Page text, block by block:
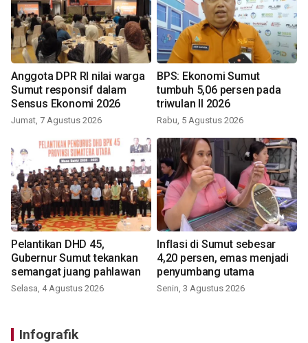
Anggota DPR RI nilai warga
Sumut responsif dalam
Sensus Ekonomi 2026
Jumat, 7 Agustus 2026
BPS: Ekonomi Sumut
tumbuh 5,06 persen pada
triwulan II 2026
Rabu, 5 Agustus 2026
Pelantikan DHD 45,
Gubernur Sumut tekankan
semangat juang pahlawan
Selasa, 4 Agustus 2026
Inflasi di Sumut sebesar
4,20 persen, emas menjadi
penyumbang utama
Senin, 3 Agustus 2026
Infografik